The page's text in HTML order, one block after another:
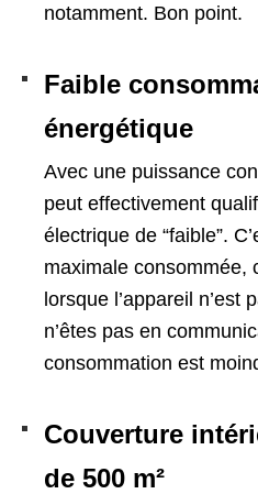
notamment. Bon point.
Faible
énergétique
Avec une puissance
peut effectivement
électrique de “faible”.
maximale consommée,
lorsque l’appareil n’est
n’êtes pas en
consommation est
Couverture
de 500 m²